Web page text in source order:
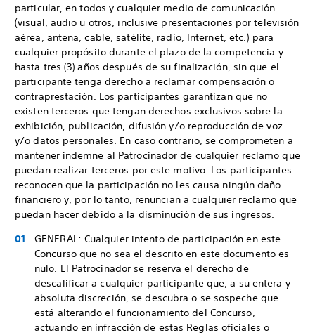
particular, en todos y cualquier medio de comunicación
(visual, audio u otros, inclusive presentaciones por televisión
aérea, antena, cable, satélite, radio, Internet, etc.) para
cualquier propósito durante el plazo de la competencia y
hasta tres (3) años después de su finalización, sin que el
participante tenga derecho a reclamar compensación o
contraprestación. Los participantes garantizan que no
existen terceros que tengan derechos exclusivos sobre la
exhibición, publicación, difusión y/o reproducción de voz
y/o datos personales. En caso contrario, se comprometen a
mantener indemne al Patrocinador de cualquier reclamo que
puedan realizar terceros por este motivo. Los participantes
reconocen que la participación no les causa ningún daño
financiero y, por lo tanto, renuncian a cualquier reclamo que
puedan hacer debido a la disminución de sus ingresos.
GENERAL: Cualquier intento de participación en este
Concurso que no sea el descrito en este documento es
nulo. El Patrocinador se reserva el derecho de
descalificar a cualquier participante que, a su entera y
absoluta discreción, se descubra o se sospeche que
está alterando el funcionamiento del Concurso,
actuando en infracción de estas Reglas oficiales o